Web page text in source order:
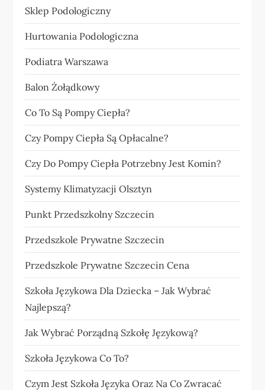
Sklep Podologiczny
Hurtowania Podologiczna
Podiatra Warszawa
Balon Żołądkowy
Co To Są Pompy Ciepła?
Czy Pompy Ciepła Są Opłacalne?
Czy Do Pompy Ciepła Potrzebny Jest Komin?
Systemy Klimatyzacji Olsztyn
Punkt Przedszkolny Szczecin
Przedszkole Prywatne Szczecin
Przedszkole Prywatne Szczecin Cena
Szkoła Językowa Dla Dziecka – Jak Wybrać
Najlepszą?
Jak Wybrać Porządną Szkołę Językową?
Szkoła Językowa Co To?
Czym Jest Szkoła Języka Oraz Na Co Zwracać